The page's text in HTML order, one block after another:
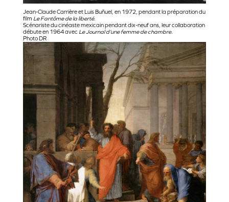
Jean-Claude Carrière et Luis Buñuel, en 1972, pendant la préparation du
film Le Fantôme de la liberté.
Scénariste du cinéaste mexicain pendant dix-neuf ans, leur collaboration
débute en 1964 avec Le Journal d’une femme de chambre.
Photo DR